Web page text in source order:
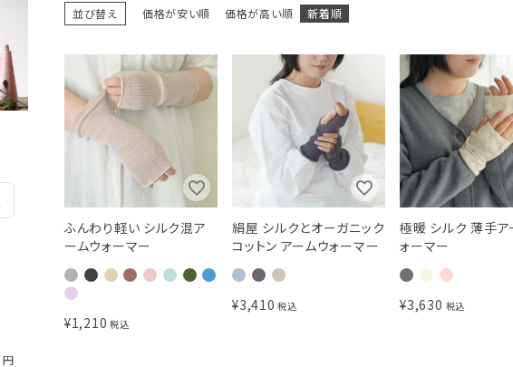
円
並び替え 価格が安い順 価格が高い順 新着順
ふんわり軽い シルク混ア
ームウォーマー
¥1,210 税込
絹屋 シルクとオーガニック
コットン アームウォーマー
¥3,410 税込
極暖 シルク 薄手ア
ォーマー
¥3,630 税込